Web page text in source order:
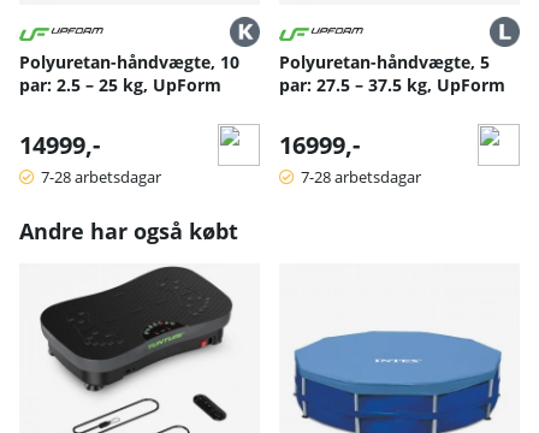
Polyuretan-håndvægte, 10
par: 2.5 – 25 kg, UpForm
14999,-
7-28 arbetsdagar
Polyuretan-håndvægte, 5
par: 27.5 – 37.5 kg, UpForm
16999,-
7-28 arbetsdagar
Andre har også købt